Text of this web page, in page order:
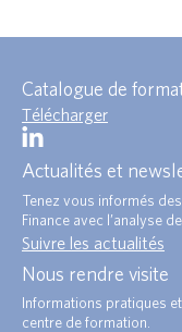
Catalogue de
Télécharger
Actualités et
Tenez vous informés
Finance avec l’analyse
Suivre les actualités
Nous rendre visite
Informations pratiques
centre de formation.